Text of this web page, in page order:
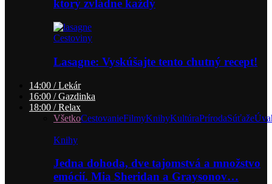
ktorý zvládne každý
Cestoviny
Lasagne: Vyskúšajte tento chutný recept!
14:00 / Lekár
16:00 / Gazdinka
18:00 / Relax
VšetkoCestovanieFilmyKnihyKultúraPrírodaSúťaže
Knihy
Jedna dohoda, dve tajomstvá a množstvo
emócií. Mia Sheridan a Graysonov…